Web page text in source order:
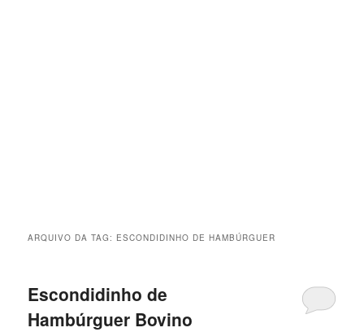
ARQUIVO DA TAG: ESCONDIDINHO DE HAMBÚRGUER
Escondidinho de
Hambúrguer Bovino